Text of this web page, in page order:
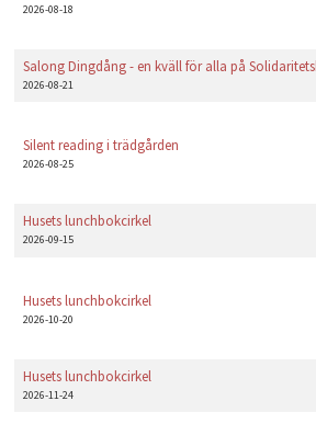
2026-08-18
Salong Dingdång - en kväll för alla på
2026-08-21
Silent reading i trädgården
2026-08-25
Husets lunchbokcirkel
2026-09-15
Husets lunchbokcirkel
2026-10-20
Husets lunchbokcirkel
2026-11-24